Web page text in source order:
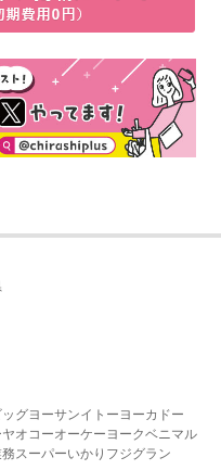
ッグヨーサンイトーヨーカドー
ヤオコーオーケー ヨークベニマル
スーパーいかり フジグラン